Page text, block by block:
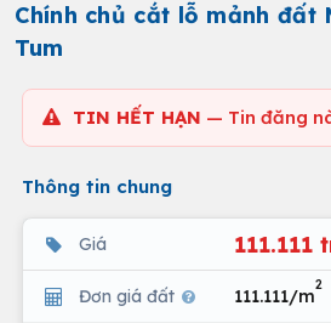
Chính chủ cắt lỗ mảnh đất
Tum
TIN HẾT HẠN — Tin đăng
Thông tin chung
Giá 111.111
Đơn giá đất 111.111/m
2